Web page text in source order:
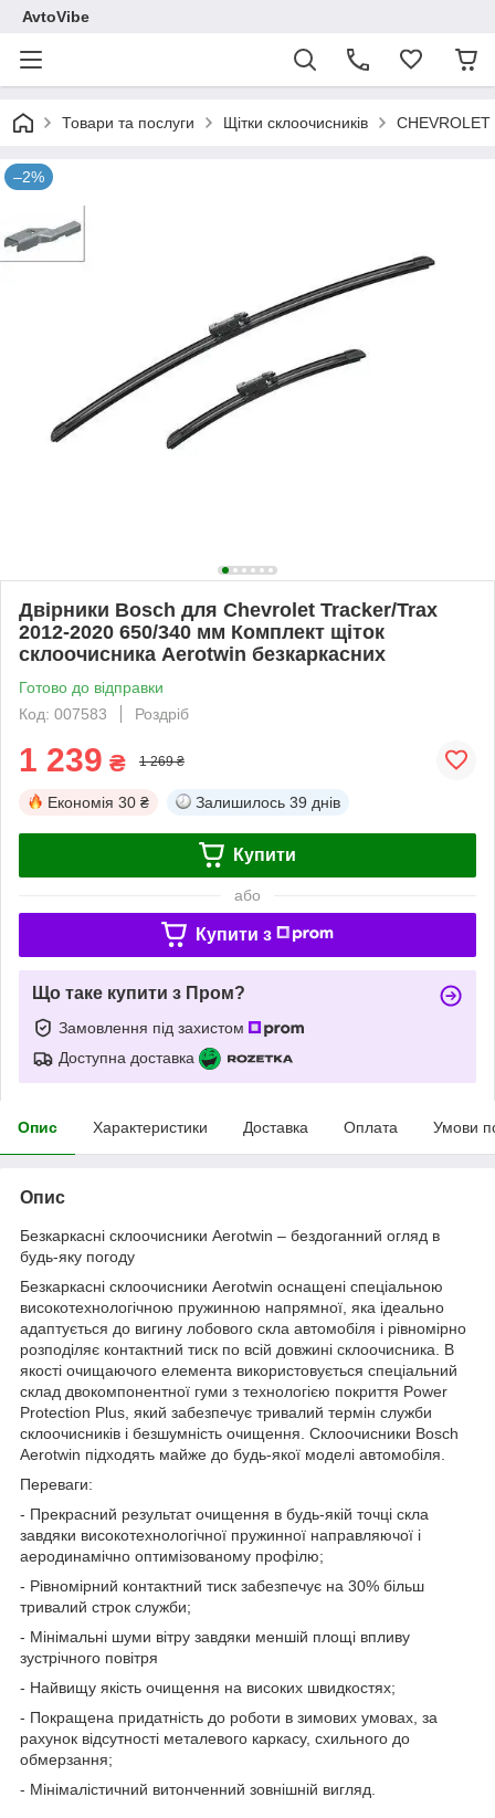
AvtoVibe
Товари та послуги Щітки склоочисників CHEVROLET
–2%
Двірники Bosch для Chevrolet Tracker/Trax
2012-2020 650/340 мм Комплект щіток
склоочисника Aerotwin безкаркасних
Готово до відправки
Код: 007583
Роздріб
1 239 ₴ 1 269 ₴
Економія 30 ₴ Залишилось 39 днів
Купити
або
Купити з
Що таке купити з Пром?
Замовлення під захистом
Доступна доставка
Опис Характеристики Доставка Оплата Умови
Опис
Безкаркасні склоочисники Aerotwin – бездоганний огляд в
будь-яку погоду
Безкаркасні склоочисники Aerotwin оснащені спеціальною
високотехнологічною пружинною напрямної, яка ідеально
адаптується до вигину лобового скла автомобіля і рівномірно
розподіляє контактний тиск по всій довжині склоочисника. В
якості очищаючого елемента використовується спеціальний
склад двокомпонентної гуми з технологією покриття Power
Protection Plus, який забезпечує тривалий термін служби
склоочисників і безшумність очищення. Склоочисники Bosch
Aerotwin підходять майже до будь-якої моделі автомобіля.
Переваги:
- Прекрасний результат очищення в будь-якій точці скла
завдяки високотехнологічної пружинної направляючої і
аеродинамічно оптимізованому профілю;
- Рівномірний контактний тиск забезпечує на 30% більш
тривалий строк служби;
- Мінімальні шуми вітру завдяки меншій площі впливу
зустрічного повітря
- Найвищу якість очищення на високих швидкостях;
- Покращена придатність до роботи в зимових умовах, за
рахунок відсутності металевого каркасу, схильного до
обмерзання;
- Мінімалістичний витонченний зовнішній вигляд.